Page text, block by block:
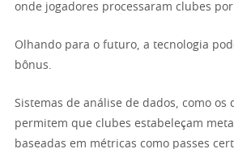
onde jogadores processaram clubes por
Olhando para o futuro, a tecnologia
bônus.
Sistemas de análise de dados, como os
permitem que clubes estabeleçam
baseadas em métricas como passes